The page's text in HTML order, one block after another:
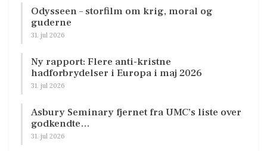
Odysseen – storfilm om krig, moral og
guderne
31. jul 2026
Ny rapport: Flere anti-kristne
hadforbrydelser i Europa i maj 2026
31. jul 2026
Asbury Seminary fjernet fra UMC’s liste over
godkendte…
31. jul 2026